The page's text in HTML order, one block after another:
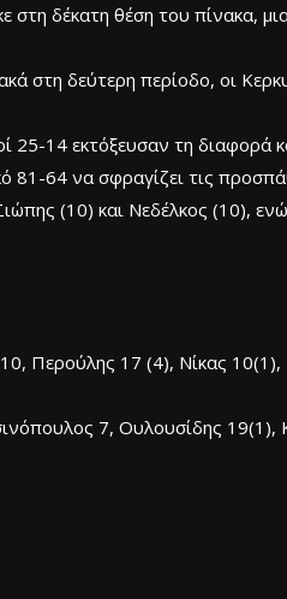
στη δέκατη θέση του πίνακα,
στη δεύτερη περίοδο, οι
25-14 εκτόξευσαν τη διαφορά
81-64 να σφραγίζει τις
(10) και Νεδέλκος (10),
Περούλης 17 (4), Νίκας
7, Ουλουσίδης 19(1),